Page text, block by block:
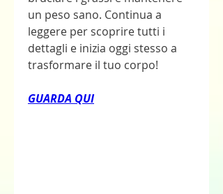
un peso sano. Continua a
leggere per scoprire tutti i
dettagli e inizia oggi stesso a
trasformare il tuo corpo!
GUARDA QUI